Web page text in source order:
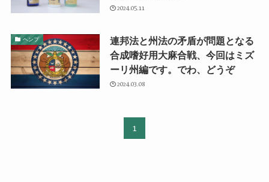
2024.05.11
ヘンプ
連邦法と州法の矛盾が問題となる
合成嗜好用大麻合戦、今回はミズ
ーリ州編です。でわ、どうぞ
2024.03.08
1